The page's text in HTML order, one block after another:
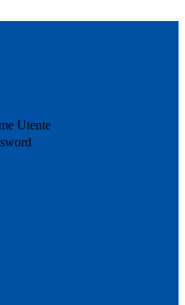
Utente